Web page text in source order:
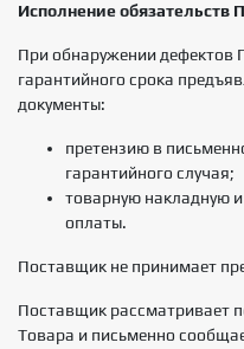
Исполнение обязательств
При обнаружении дефектов
гарантийного срока
документы:
претензию в
гарантийного случая;
товарную накладную
оплаты.
Поставщик не принимает
Поставщик рассматривает
Товара и письменно